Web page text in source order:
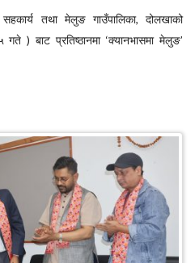
सहकार्य तथा मेलुङ गाउँपालिका, दोलखाको
) बाट प्रतिष्ठानमा ‘क्यानभासमा मेलुङ’